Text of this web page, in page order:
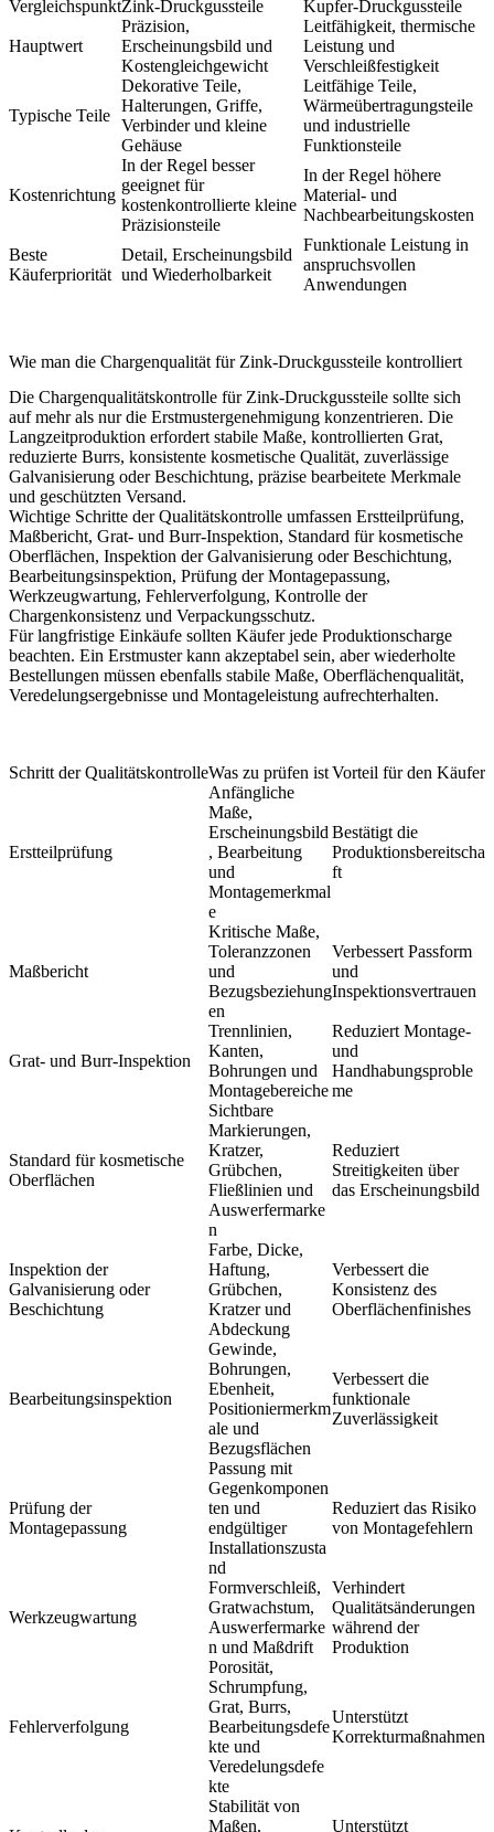
VergleichspunktZink-Druckgussteile Kupfer-Druckgussteile
Hauptwert
Präzision,
Erscheinungsbild und
Kostengleichgewicht
Leitfähigkeit, thermische
Leistung und
Verschleißfestigkeit
Typische Teile
Dekorative Teile,
Halterungen, Griffe,
Verbinder und kleine
Gehäuse
Leitfähige Teile,
Wärmeübertragungsteile
und industrielle
Funktionsteile
Kostenrichtung
In der Regel besser
geeignet für
kostenkontrollierte kleine
Präzisionsteile
In der Regel höhere
Material- und
Nachbearbeitungskosten
Beste
Käuferpriorität
Detail, Erscheinungsbild
und Wiederholbarkeit
Funktionale Leistung in
anspruchsvollen
Anwendungen
Wie man die Chargenqualität für Zink-Druckgussteile kontrolliert
Die Chargenqualitätskontrolle für Zink-Druckgussteile sollte sich
auf mehr als nur die Erstmustergenehmigung konzentrieren. Die
Langzeitproduktion erfordert stabile Maße, kontrollierten Grat,
reduzierte Burrs, konsistente kosmetische Qualität, zuverlässige
Galvanisierung oder Beschichtung, präzise bearbeitete Merkmale
und geschützten Versand.
Wichtige Schritte der Qualitätskontrolle umfassen Erstteilprüfung,
Maßbericht, Grat- und Burr-Inspektion, Standard für kosmetische
Oberflächen, Inspektion der Galvanisierung oder Beschichtung,
Bearbeitungsinspektion, Prüfung der Montagepassung,
Werkzeugwartung, Fehlerverfolgung, Kontrolle der
Chargenkonsistenz und Verpackungsschutz.
Für langfristige Einkäufe sollten Käufer jede Produktionscharge
beachten. Ein Erstmuster kann akzeptabel sein, aber wiederholte
Bestellungen müssen ebenfalls stabile Maße, Oberflächenqualität,
Veredelungsergebnisse und Montageleistung aufrechterhalten.
Schritt der QualitätskontrolleWas zu prüfen istVorteil für den Käufer
Erstteilprüfung
Anfängliche
Maße,
Erscheinungsbild
, Bearbeitung
und
Montagemerkmal
e
Bestätigt die
Produktionsbereitscha
ft
Maßbericht
Kritische Maße,
Toleranzzonen
und
Bezugsbeziehung
en
Verbessert Passform
und
Inspektionsvertrauen
Grat- und Burr-Inspektion
Trennlinien,
Kanten,
Bohrungen und
Montagebereiche
Reduziert Montage-
und
Handhabungsproble
me
Standard für kosmetische
Oberflächen
Sichtbare
Markierungen,
Kratzer,
Grübchen,
Fließlinien und
Auswerfermarke
n
Reduziert
Streitigkeiten über
das Erscheinungsbild
Inspektion der
Galvanisierung oder
Beschichtung
Farbe, Dicke,
Haftung,
Grübchen,
Kratzer und
Abdeckung
Verbessert die
Konsistenz des
Oberflächenfinishes
Bearbeitungsinspektion
Gewinde,
Bohrungen,
Ebenheit,
Positioniermerkm
ale und
Bezugsflächen
Verbessert die
funktionale
Zuverlässigkeit
Prüfung der
Montagepassung
Passung mit
Gegenkomponen
ten und
endgültiger
Installationszusta
nd
Reduziert das Risiko
von Montagefehlern
Werkzeugwartung
Formverschleiß,
Gratwachstum,
Auswerfermarke
n und Maßdrift
Verhindert
Qualitätsänderungen
während der
Produktion
Fehlerverfolgung
Porosität,
Schrumpfung,
Grat, Burrs,
Bearbeitungsdefe
kte und
Veredelungsdefe
kte
Unterstützt
Korrekturmaßnahmen
Stabilität von
Maßen,
Unterstützt